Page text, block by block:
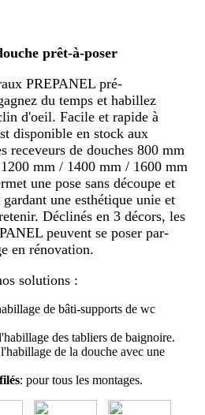
prêt-à-poser
PREPANEL pré-
du temps et habillez
d'oeil. Facile et rapide à
disponible en stock aux
receveurs de douches 800 mm
mm / 1400 mm / 1600 mm
une pose sans découpe et
une esthétique unie et
Déclinés en 3 décors, les
peuvent se poser par-
en rénovation.
solutions :
de bâti-supports de wc
des tabliers de baignoire.
de la douche avec une
: pour tous les montages.